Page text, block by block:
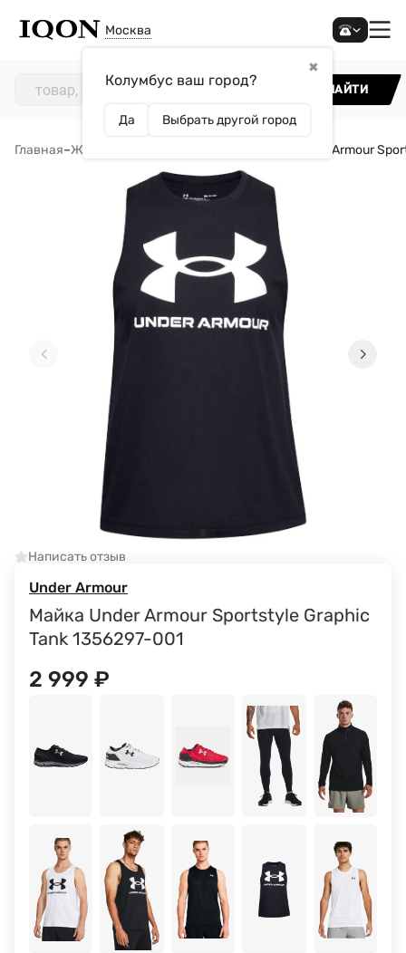
Москва
✖
Колумбус ваш город?
Да Выбрать другой город
НАЙТИ
Главная–Женщинам Майка Under Armour
Написать отзыв
Under Armour
Майка Under Armour Sportstyle Graphic
Tank 1356297-001
2 999 ₽